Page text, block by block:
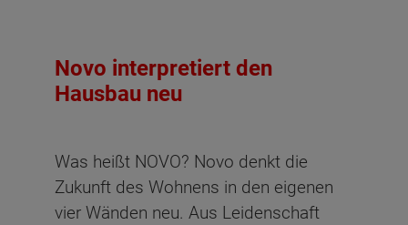
Novo interpretiert den
Hausbau neu
Was heißt NOVO? Novo denkt die
Zukunft des Wohnens in den eigenen
vier Wänden neu. Aus Leidenschaft